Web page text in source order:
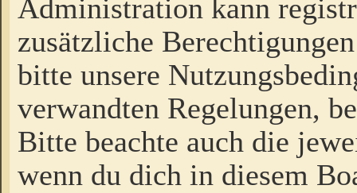
Administration kann
zusätzliche
bitte unsere
verwandten Regelungen,
Bitte beachte auch die
wenn du dich in diesem